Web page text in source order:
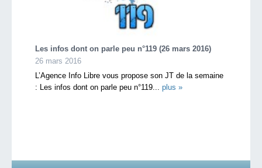
Les infos dont on parle peu n°119 (26 mars 2016)
26 mars 2016
L’Agence Info Libre vous propose son JT de la semaine
: Les infos dont on parle peu n°119... plus »